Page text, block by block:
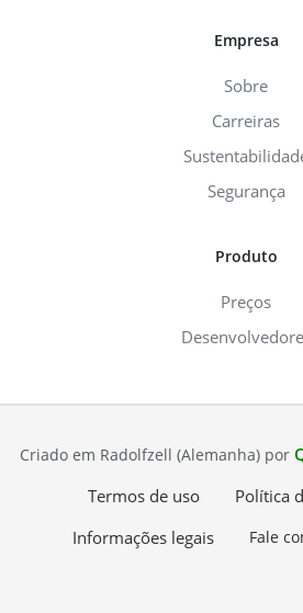
Empresa
Sobre
Carreiras
Segurança
Produto
Preços
Criado em Radolfzell (Alemanha) por
Termos de uso
Política
Informações legais
Fale